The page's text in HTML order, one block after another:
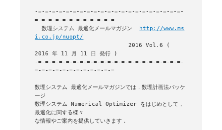
-=-=-=-=-=-=-=-=-=-=-=-=-=-=-=-=-=-=-=-=-=-
=-=-=-=-=-=-=-=-=-=-=-=
  数理システム 最適化メールマガジン
http://www.ms
i.co.jp/nuopt/
                           2016 Vol.6 (
2016 年 11 月 11 日 発行 )
-=-=-=-=-=-=-=-=-=-=-=-=-=-=-=-=-=-=-=-=-=-
=-=-=-=-=-=-=-=-=-=-=-=
数理システム 最適化メールマガジンでは，数理計画法パッケ
ージ
数理システム Numerical Optimizer をはじめとして，
最適化に関する様々
な情報やご案内を提供していきます．